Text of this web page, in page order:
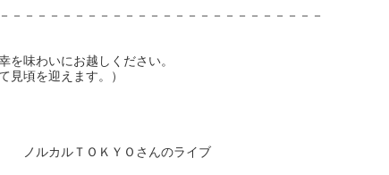
－－－－－－－－－－－－－－－－－－－－－－－－－
を味わいにお越しください。
見頃を迎えます。）
ＴＯＫＹＯさんのライブ